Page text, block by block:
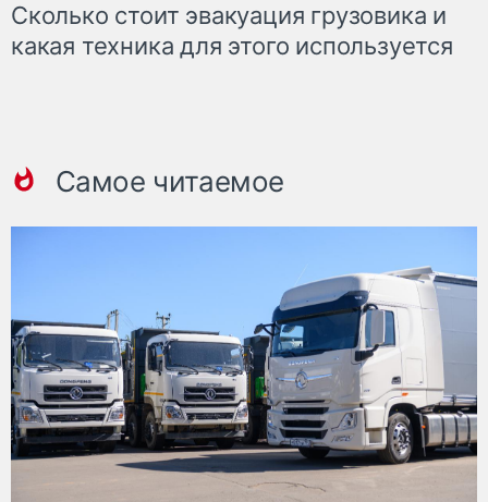
Сколько стоит эвакуация грузовика и
какая техника для этого используется
Самое читаемое